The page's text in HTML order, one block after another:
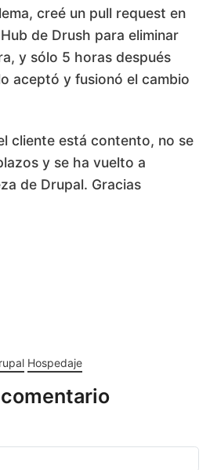
creé un pull request en
de Drush para eliminar
y sólo 5 horas después
aceptó y fusionó el cambio
cliente está contento, no se
y se ha vuelto a
de Drupal. Gracias
Hospedaje